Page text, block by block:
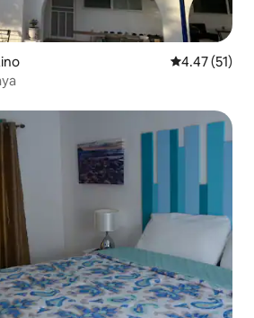
Calificación
4.47 (51)